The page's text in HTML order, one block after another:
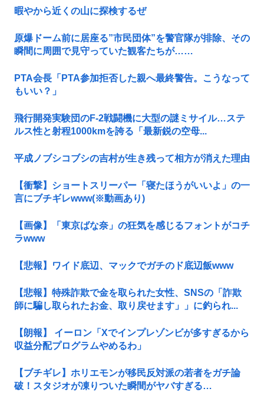
暇やから近くの山に探検するぜ
原爆ドーム前に居座る”市民団体”を警官隊が排除、その
瞬間に周囲で見守っていた観客たちが……
PTA会長「PTA参加拒否した親へ最終警告。こうなって
もいい？」
飛行開発実験団のF-2戦闘機に大型の謎ミサイル…ステ
ルス性と射程1000kmを誇る「最新鋭の空母...
平成ノブシコブシの吉村が生き残って相方が消えた理由
【衝撃】ショートスリーパー「寝たほうがいいよ」の一
言にブチギレwww(※動画あり)
【画像】「東京ばな奈」の狂気を感じるフォントがコチ
ラwww
【悲報】ワイド底辺、マックでガチのド底辺飯www
【悲報】特殊詐欺で金を取られた女性、SNSの「詐欺
師に騙し取られたお金、取り戻せます」」に釣られ...
【朗報】 イーロン「Xでインプレゾンビが多すぎるから
収益分配プログラムやめるわ」
【ブチギレ】ホリエモンが移民反対派の若者をガチ論
破！スタジオが凍りついた瞬間がヤバすぎる…